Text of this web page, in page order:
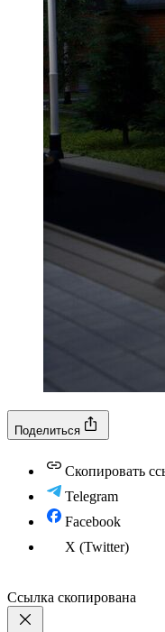
Поделиться
Скопировать
Telegram
Facebook
X (Twitter)
Ссылка скопирована